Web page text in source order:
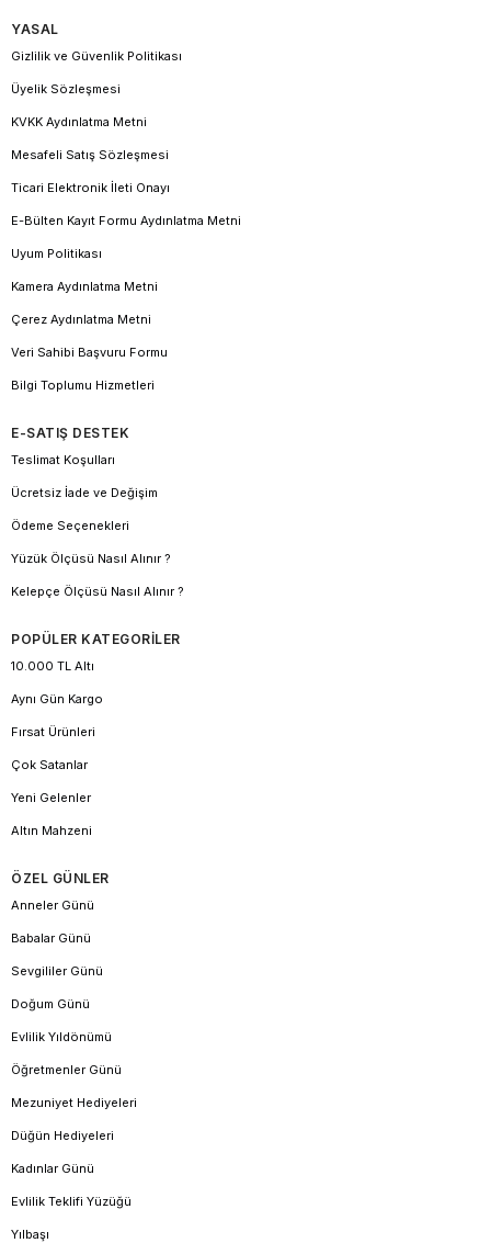
YASAL
Gizlilik ve Güvenlik Politikası
Üyelik Sözleşmesi
KVKK Aydınlatma Metni
Mesafeli Satış Sözleşmesi
Ticari Elektronik İleti Onayı
E-Bülten Kayıt Formu Aydınlatma Metni
Uyum Politikası
Kamera Aydınlatma Metni
Çerez Aydınlatma Metni
Veri Sahibi Başvuru Formu
Bilgi Toplumu Hizmetleri
E-SATIŞ DESTEK
Teslimat Koşulları
Ücretsiz İade ve Değişim
Ödeme Seçenekleri
Yüzük Ölçüsü Nasıl Alınır ?
Kelepçe Ölçüsü Nasıl Alınır ?
POPÜLER KATEGORİLER
10.000 TL Altı
Aynı Gün Kargo
Fırsat Ürünleri
Çok Satanlar
Yeni Gelenler
Altın Mahzeni
ÖZEL GÜNLER
Anneler Günü
Babalar Günü
Sevgililer Günü
Doğum Günü
Evlilik Yıldönümü
Öğretmenler Günü
Mezuniyet Hediyeleri
Düğün Hediyeleri
Kadınlar Günü
Evlilik Teklifi Yüzüğü
Yılbaşı